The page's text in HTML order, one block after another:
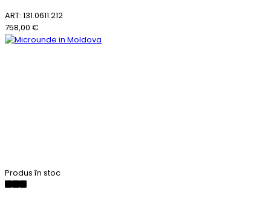
ART: 131.0611.212
758,00 €
Produs în stoc